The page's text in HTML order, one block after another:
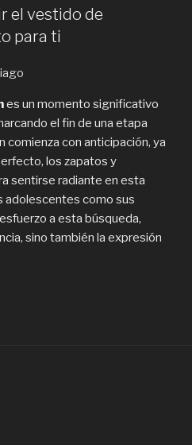
el vestido de
para ti
es un momento significativo
el fin de una etapa
comienza con anticipación, ya
los zapatos y
sentirse radiante en esta
adolescentes como sus
a esta búsqueda,
sino también la expresión